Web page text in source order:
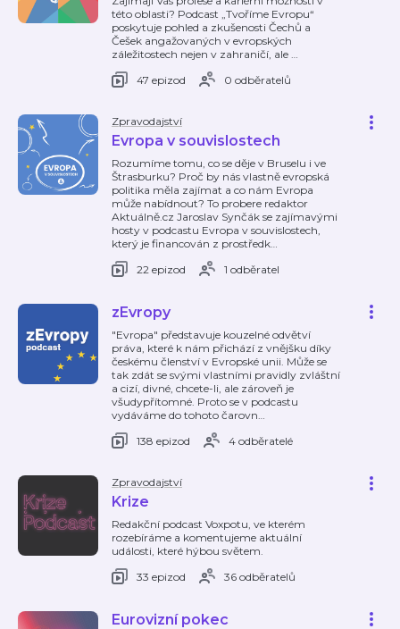
této oblasti? Podcast „Tvoříme Evropu“
poskytuje pohled a zkušenosti Čechů a
Češek angažovaných v evropských
záležitostech nejen v zahraničí, ale …
47 epizod
0 odběratelů
Zpravodajství
Evropa v souvislostech
Rozumíme tomu, co se děje v Bruselu i ve
Štrasburku? Proč by nás vlastně evropská
politika měla zajímat a co nám Evropa
může nabídnout? To probere redaktor
Aktuálně.cz Jaroslav Synčák se zajímavými
hosty v podcastu Evropa v souvislostech,
který je financován z prostředk…
22 epizod
1 odběratel
zEvropy
"Evropa" představuje kouzelné odvětví
práva, které k nám přichází z vnějšku díky
českému členství v Evropské unii. Může se
tak zdát se svými vlastními pravidly zvláštní
a cizí, divné, chcete-li, ale zároveň je
všudypřítomné. Proto se v podcastu
vydáváme do tohoto čarovn…
138 epizod
4 odběratelé
Zpravodajství
Krize
Redakční podcast Voxpotu, ve kterém
rozebíráme a komentujeme aktuální
události, které hýbou světem.
33 epizod
36 odběratelů
Eurovizní pokec